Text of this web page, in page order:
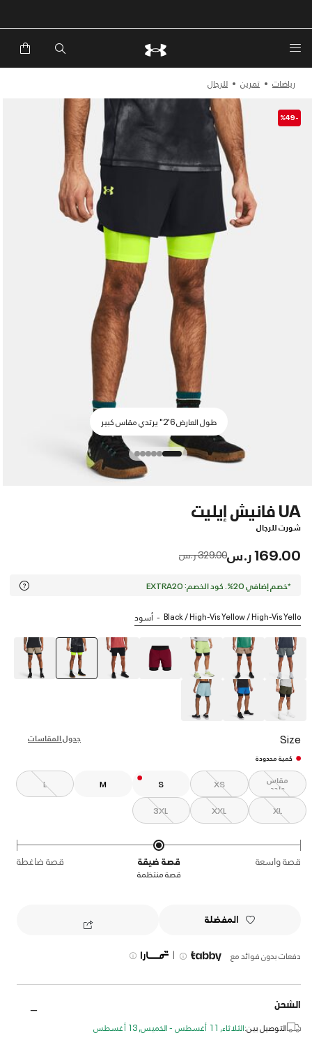
خصم إضافي 20%*. باستخدام الكود EXTRA20
رياضات تمرين للرجال
-%49
طول العارض 6'2" يرتدي مقاس كبير
UA فانيش إيليت
شورت للرجال
169.00 ر.س Price reduced from
329.00 ر.س to
*خصم إضافي 20%. كود الخصم: EXTRA20
Black / High-Vis Yellow / High-Vis Yello أسود
Size جدول المقاسات
كمية محدودة
مقاس
واحد XS
S
M
L
XL
XXL
3XL
قصة واسعة قصة ضيقة قصة ضاغطة
قصة منتظمة
المفضلة
دفعات بدون فوائد مع |
الشحن
التوصيل بين:الثلاثاء, 11 أغسطس - الخميس, 13 أغسطس